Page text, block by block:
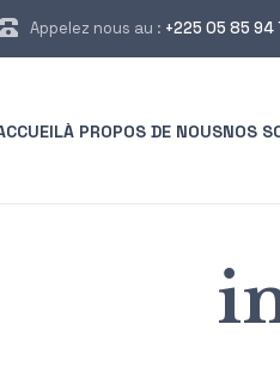
Appelez nous au : +225 05 85 94
À PROPOS DE NOUSNOS